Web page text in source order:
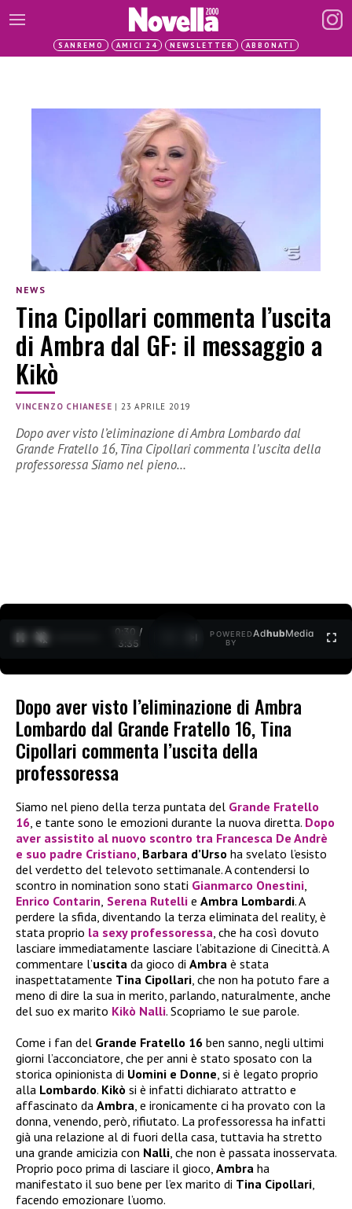
SANREMO AMICI 24 NEWSLETTER ABBONATI
NEWS
Tina Cipollari commenta l’uscita
di Ambra dal GF: il messaggio a
Kikò
VINCENZO CHIANESE |23 APRILE 2019
Dopo aver visto l’eliminazione di Ambra Lombardo dal
Grande Fratello 16, Tina Cipollari commenta l’uscita della
professoressa Siamo nel pieno…
0:31 /
3:35
POWERED
BY
AdhubMedia
Dopo aver visto l’eliminazione di Ambra
Lombardo dal Grande Fratello 16, Tina
Cipollari commenta l’uscita della
professoressa
Siamo nel pieno della terza puntata del Grande Fratello
16, e tante sono le emozioni durante la nuova diretta. Dopo
aver assistito al nuovo scontro tra Francesca De Andrè
e suo padre Cristiano, Barbara d’Urso ha svelato l’esisto
del verdetto del televoto settimanale. A contendersi lo
scontro in nomination sono stati Gianmarco Onestini,
Enrico Contarin, Serena Rutelli e Ambra Lombardi. A
perdere la sfida, diventando la terza eliminata del reality, è
stata proprio la sexy professoressa, che ha così dovuto
lasciare immediatamente lasciare l’abitazione di Cinecittà. A
commentare l’uscita da gioco di Ambra è stata
inaspettatamente Tina Cipollari, che non ha potuto fare a
meno di dire la sua in merito, parlando, naturalmente, anche
del suo ex marito Kikò Nalli. Scopriamo le sue parole.
Come i fan del Grande Fratello 16 ben sanno, negli ultimi
giorni l’acconciatore, che per anni è stato sposato con la
storica opinionista di Uomini e Donne, si è legato proprio
alla Lombardo. Kikò si è infatti dichiarato attratto e
affascinato da Ambra, e ironicamente ci ha provato con la
donna, venendo, però, rifiutato. La professoressa ha infatti
già una relazione al di fuori della casa, tuttavia ha stretto
una grande amicizia con Nalli, che non è passata inosservata.
Proprio poco prima di lasciare il gioco, Ambra ha
manifestato il suo bene per l’ex marito di Tina Cipollari,
facendo emozionare l’uomo.